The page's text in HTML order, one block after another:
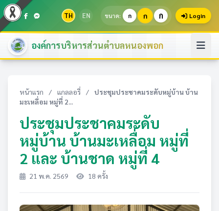
TH EN ขนาด: ก ก ก Login
องค์การบริหารส่วนตำบลหนองพอก
หน้าแรก / แกลลอรี่ /
ประชุมประชาคมระดับหมู่บ้าน บ้าน
มะเหลื่อม หมู่ที่ 2...
ประชุมประชาคมระดับ
หมู่บ้าน บ้านมะเหลื่อม หมู่ที่
2 และ บ้านชาด หมู่ที่ 4
21 พ.ค. 2569 18 ครั้ง